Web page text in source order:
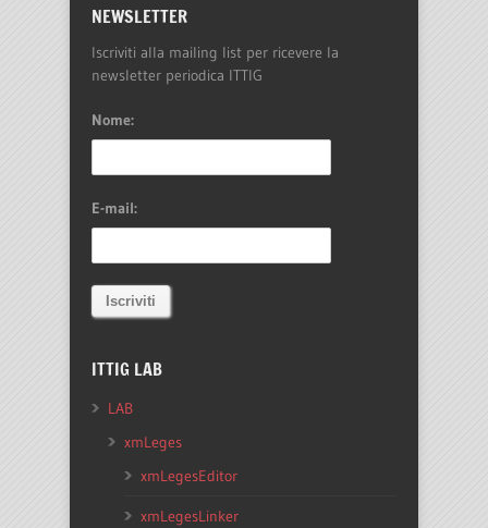
NEWSLETTER
Iscriviti alla mailing list per ricevere la
newsletter periodica ITTIG
Nome:
E-mail:
ITTIG LAB
LAB
xmLeges
xmLegesEditor
xmLegesLinker